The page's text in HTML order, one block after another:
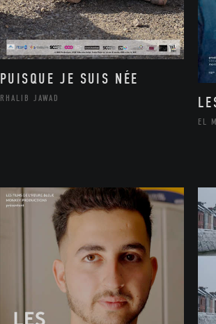
PUISQUE JE SUIS NÉE
RHALIB JAWAD
EL